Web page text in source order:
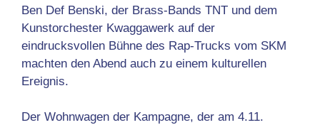
Ben Def Benski, der Brass-Bands TNT und dem
Kunstorchester Kwaggawerk auf der
eindrucksvollen Bühne des Rap-Trucks vom SKM
machten den Abend auch zu einem kulturellen
Ereignis.
Der Wohnwagen der Kampagne, der am 4.11.